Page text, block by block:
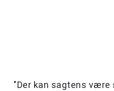
"Der kan sagtens være